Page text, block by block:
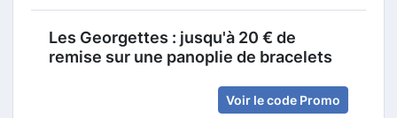
Les Georgettes : jusqu'à 20 € de
remise sur une panoplie de bracelets
Voir le code Promo